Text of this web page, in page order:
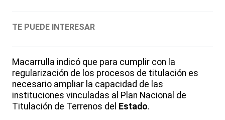
TE PUEDE INTERESAR
Macarrulla indicó que para cumplir con la
regularización de los procesos de titulación es
necesario ampliar la capacidad de las
instituciones vinculadas al Plan Nacional de
Titulación de Terrenos del Estado.